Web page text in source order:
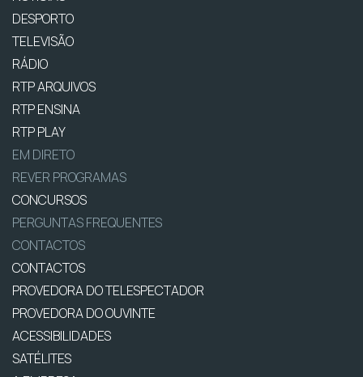
DESPORTO
TELEVISÃO
RÁDIO
RTP ARQUIVOS
RTP ENSINA
RTP PLAY
EM DIRETO
REVER PROGRAMAS
CONCURSOS
PERGUNTAS FREQUENTES
CONTACTOS
CONTACTOS
PROVEDORA DO TELESPECTADOR
PROVEDORA DO OUVINTE
ACESSIBILIDADES
SATÉLITES